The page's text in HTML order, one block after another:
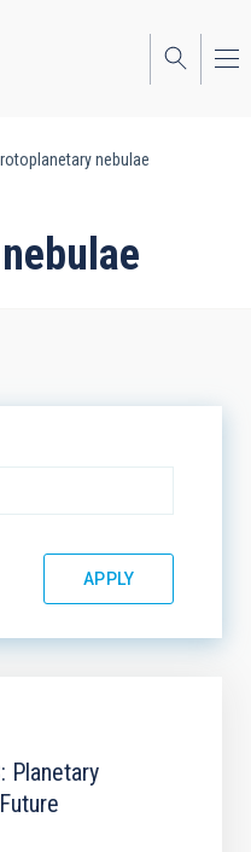
nebulae
Planetary